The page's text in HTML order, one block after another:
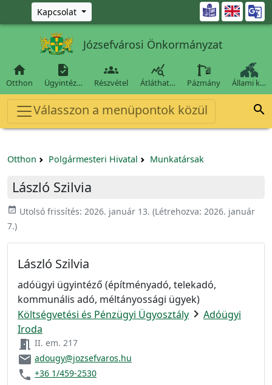
Ugrás a fő tartalomra
Kapcsolat 
Józsefvárosi Önkormányzat

Otthon

Ügyintéz…

Részvétel

Átláthat… Pázmány Állami k…
Válasszon a menüpontok közül 
Otthon Polgármesteri Hivatal Munkatársak
László Szilvia
event_available Utolsó frissítés: 2026. január 13. (Létrehozva: 2026. január
7.)
László Szilvia
adóügyi ügyintéző (építményadó, telekadó,
kommunális adó, méltányossági ügyek)
Költségvetési és Pénzügyi Ügyosztály chevron_right Adóügyi
Iroda
meeting_room II. em. 217
email adougy@jozsefvaros.hu
phone +36 1/459-2530